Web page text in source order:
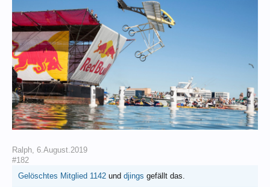
Ralph 6.August.2019
#182
Gelöschtes Mitglied 1142 und djings gefällt das.